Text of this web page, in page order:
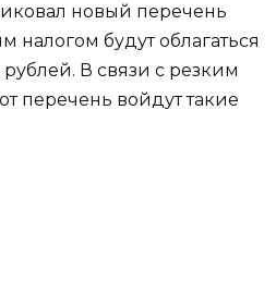
новый перечень
будут облагаться
В связи с резким
перечень войдут такие